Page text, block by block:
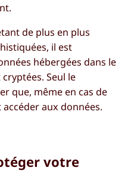
de plus en plus
il est
hébergées dans le
Seul le
que, même en cas de
aux données.
votre